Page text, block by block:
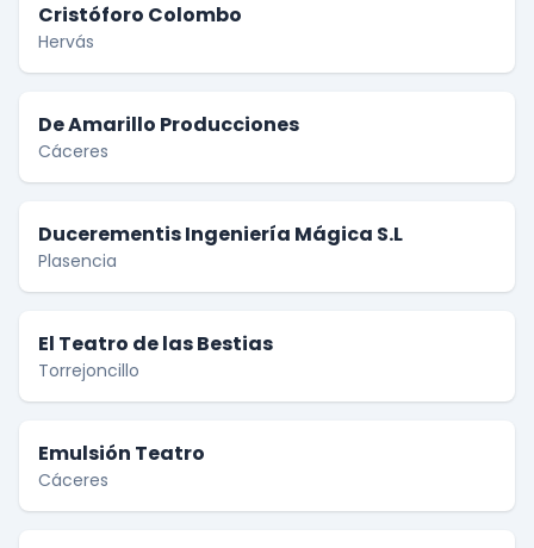
Cristóforo Colombo
Hervás
De Amarillo Producciones
Cáceres
Ducerementis Ingeniería Mágica S.L
Plasencia
El Teatro de las Bestias
Torrejoncillo
Emulsión Teatro
Cáceres